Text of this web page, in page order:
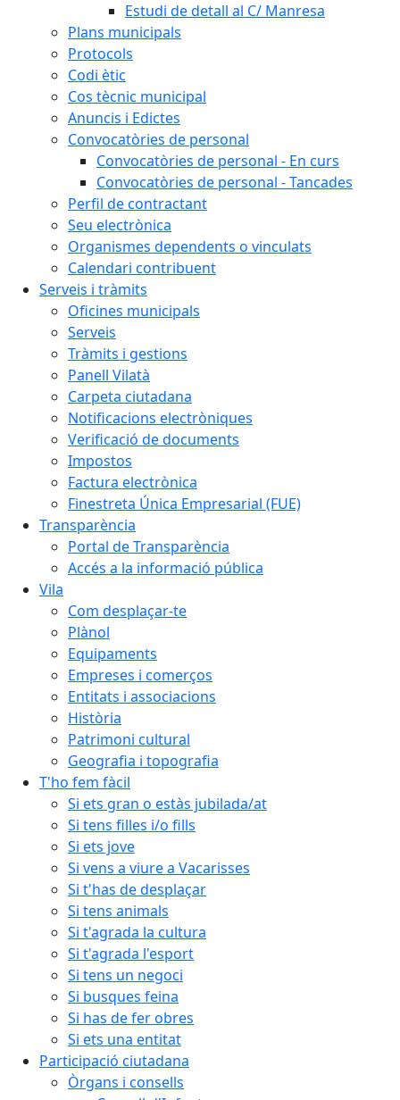
Estudi de detall al C/ Manresa
Plans municipals
Protocols
Codi ètic
Cos tècnic municipal
Anuncis i Edictes
Convocatòries de personal
Convocatòries de personal - En curs
Convocatòries de personal - Tancades
Perfil de contractant
Seu electrònica
Organismes dependents o vinculats
Calendari contribuent
Serveis i tràmits
Oficines municipals
Serveis
Tràmits i gestions
Panell Vilatà
Carpeta ciutadana
Notificacions electròniques
Verificació de documents
Impostos
Factura electrònica
Finestreta Única Empresarial (FUE)
Transparència
Portal de Transparència
Accés a la informació pública
Vila
Com desplaçar-te
Plànol
Equipaments
Empreses i comerços
Entitats i associacions
Història
Patrimoni cultural
Geografia i topografia
T'ho fem fàcil
Si ets gran o estàs jubilada/at
Si tens filles i/o fills
Si ets jove
Si vens a viure a Vacarisses
Si t'has de desplaçar
Si tens animals
Si t'agrada la cultura
Si t'agrada l'esport
Si tens un negoci
Si busques feina
Si has de fer obres
Si ets una entitat
Participació ciutadana
Òrgans i consells